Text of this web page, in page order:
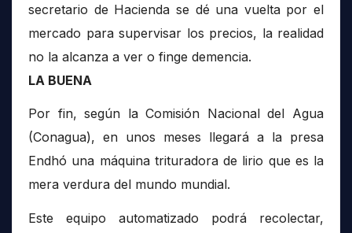
secretario de Hacienda se dé una vuelta por el
mercado para supervisar los precios, la realidad
no la alcanza a ver o finge demencia.
LA BUENA
Por fin, según la Comisión Nacional del Agua
(Conagua), en unos meses llegará a la presa
Endhó una máquina trituradora de lirio que es la
mera verdura del mundo mundial.
Este equipo automatizado podrá recolectar,